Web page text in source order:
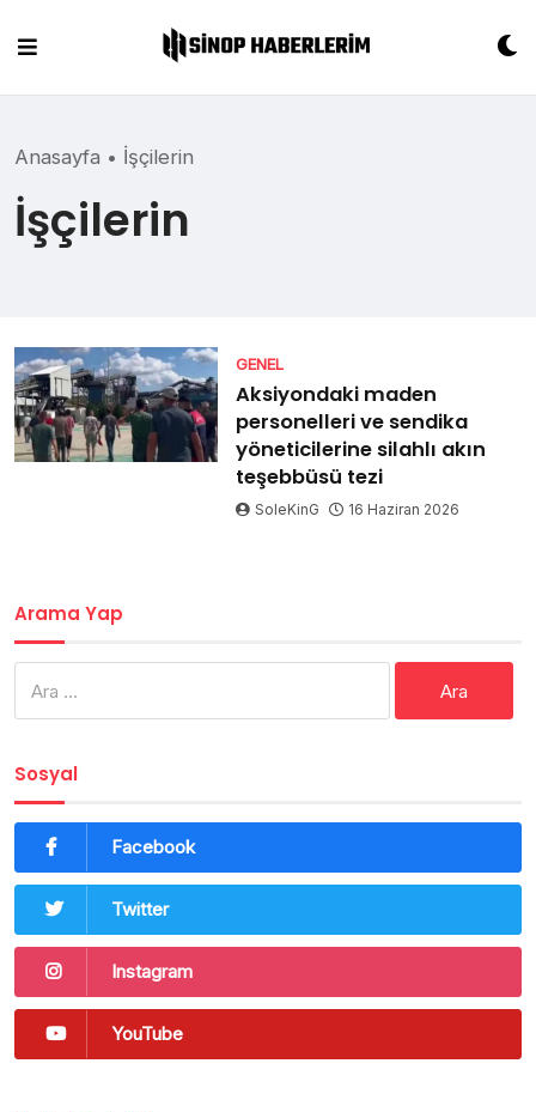
content
Anasayfa • İşçilerin
İşçilerin
GENEL
Aksiyondaki maden
personelleri ve sendika
yöneticilerine silahlı akın
teşebbüsü tezi
SoleKinG 16 Haziran 2026
Arama Yap
Sosyal
Facebook
Twitter
Instagram
YouTube